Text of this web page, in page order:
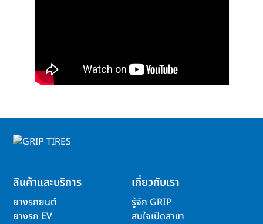
สินค้าและบริการ
ยางรถยนต์
ยางรถ EV
เกี่ยวกับเรา
รู้จัก GRIP
สนใจเปิดสาขา